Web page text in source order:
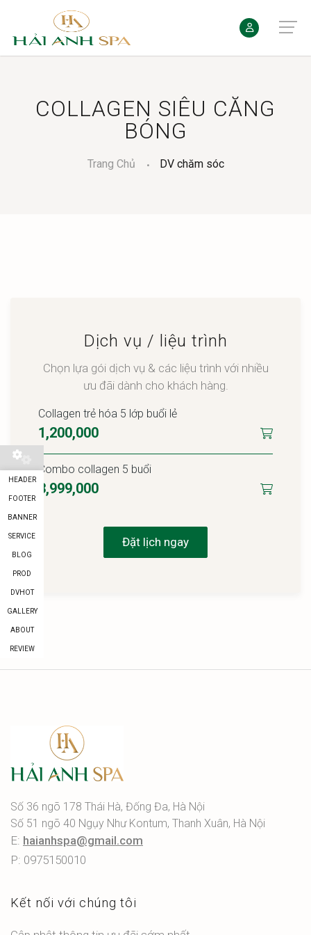
COLLAGEN SIÊU CĂNG
BÓNG
Trang Chủ DV chăm sóc
Dịch vụ / liệu trình
Chọn lựa gói dịch vụ & các liệu trình với nhiều
ưu đãi dành cho khách hàng.
Collagen trẻ hóa 5 lớp buổi lẻ
1,200,000
Combo collagen 5 buổi
3,999,000
Đặt lịch ngay
Số 36 ngõ 178 Thái Hà, Đống Đa, Hà Nội
Số 51 ngõ 40 Ngụy Như Kontum, Thanh Xuân, Hà Nội
E: haianhspa@gmail.com
P: 0975150010
Kết nối với chúng tôi
HEADER
FOOTER
BANNER
SERVICE
BLOG
PROD
DVHOT
GALLERY
ABOUT
REVIEW